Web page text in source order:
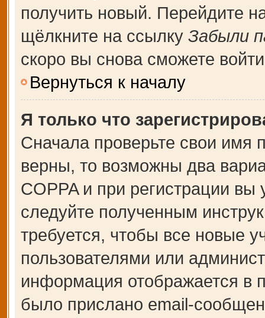
получить новый. Перейдите
щёлкните на ссылку Забыли
скоро вы снова сможете
Вернуться к началу
Я только что
Сначала проверьте свои имя
верны, то возможны два
COPPA и при регистрации вы
следуйте полученным
требуется, чтобы все новые
пользователями или
информация отображается в
было прислано email-